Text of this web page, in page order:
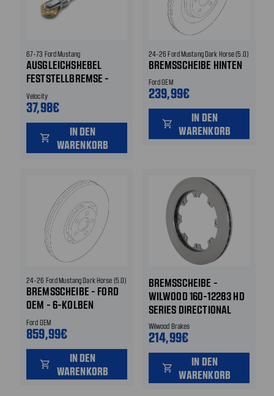
67-73 Ford Mustang
AUSGLEICHSHEBEL
FESTSTELLBREMSE -
RECHTS - MADE IN
GERMANY!
Velocity
37,98€
shopping_cart
IN DEN
WARENKORB
24-26 Ford Mustang Dark Horse (5.0)
BREMSSCHEIBE HINTEN
Ford OEM
239,99€
shopping_cart
IN DEN
WARENKORB
24-26 Ford Mustang Dark Horse (5.0)
BREMSSCHEIBE - FORD
OEM - 6-KOLBEN
BREMSE VORNE
Ford OEM
859,99€
shopping_cart
IN DEN
WARENKORB
BREMSSCHEIBE -
WILWOOD 160-12283 HD
SERIES DIRECTIONAL
VANE - RECHTS VORNE
ODER HINTEN - WILWOOD
NABEN MIT 8-LOCH
ROTORAUFNAHME
Wilwood Brakes
214,99€
shopping_cart
IN DEN
WARENKORB